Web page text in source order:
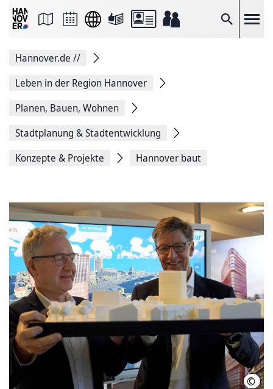
Suche
Seite
Facebook
teilen
Seitenlink
Seite
Hannover.de //
Leben in der Region Hannover
Planen, Bauen, Wohnen
Stadtplanung & Stadtentwicklung
Konzepte & Projekte
Hannover baut
© LHH